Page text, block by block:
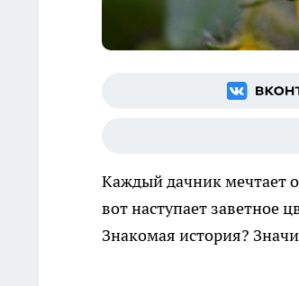
Каждый дачник мечтает
вот наступает заветное
Знакомая история?